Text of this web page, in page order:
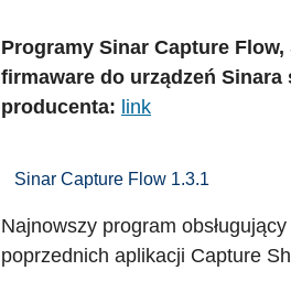
Programy Sinar Capture
firmaware do urządzeń
producenta: link
Sinar Capture Flow 1.3.1
Najnowszy program obsługujący
poprzednich aplikacji Capture